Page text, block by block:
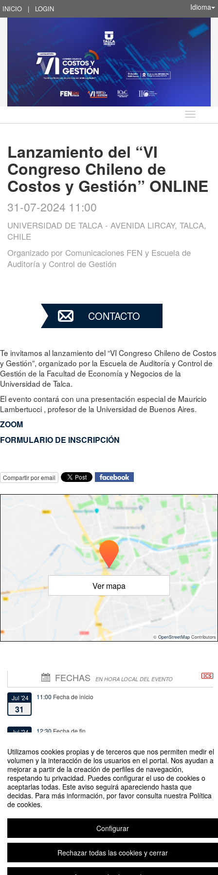
Utilizamos cookies propias y de terceros que nos permiten medir el
volumen y la interacción de los usuarios en el portal. Nos ayudan a
mejorar a partir de la creación de perfiles de navegación,
respetando tu privacidad. Puedes configurar el uso de cookies o
aceptarlas todas. Este aviso seguirá apareciendo hasta que
decidas. Para más información, por favor consulta nuestra Política
de cookies.
Configurar
Rechazar todas las cookies y cerrar
INICIO | LOGIN Idioma
Idioma
Lanzamiento del “VI
Congreso Chileno de
Costos y Gestión” ONLINE
31-07-2024 11:00
UNIVERSIDAD DE TALCA - AVENIDA LIRCAY, TALCA,
CHILE
Organizado por Comunicaciones FEN y Escuela de
Auditoría y Control de Gestión
CONTACTO
Te invitamos al lanzamiento del “VI Congreso Chileno de Costos
y Gestión”, organizado por la Escuela de Auditoría y Control de
Gestión de la Facultad de Economía y Negocios de la
Universidad de Talca.
El evento contará con una presentación especial de Mauricio
Lambertucci , profesor de la Universidad de Buenos Aires.
ZOOM
FORMULARIO DE INSCRIPCIÓN
Compartir por email
Ver mapa
© OpenStreetMap Contributors
FECHAS EN HORA LOCAL DEL EVENTO
Jul '24
31
11:00 Fecha de inicio
Jul '24 12:30 Fecha de fin
Lanzamiento del “VI Congreso Chileno de Costos y Gestión” ONLINE
Contacto
Plataforma de organización de eventos Symposium